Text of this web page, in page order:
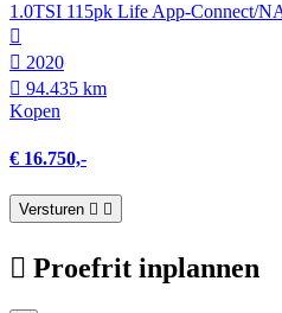
1.0TSI 115pk Life App-Connect/
2020
94.435 km
Kopen
€ 16.750,-
Versturen
Proefrit inplannen